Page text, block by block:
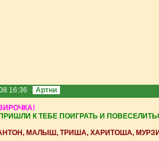
16:36 Артни
К ТЕБЕ ПОИГРАТЬ И
МАЛЫШ, ТРИША, ХАРИТОША,